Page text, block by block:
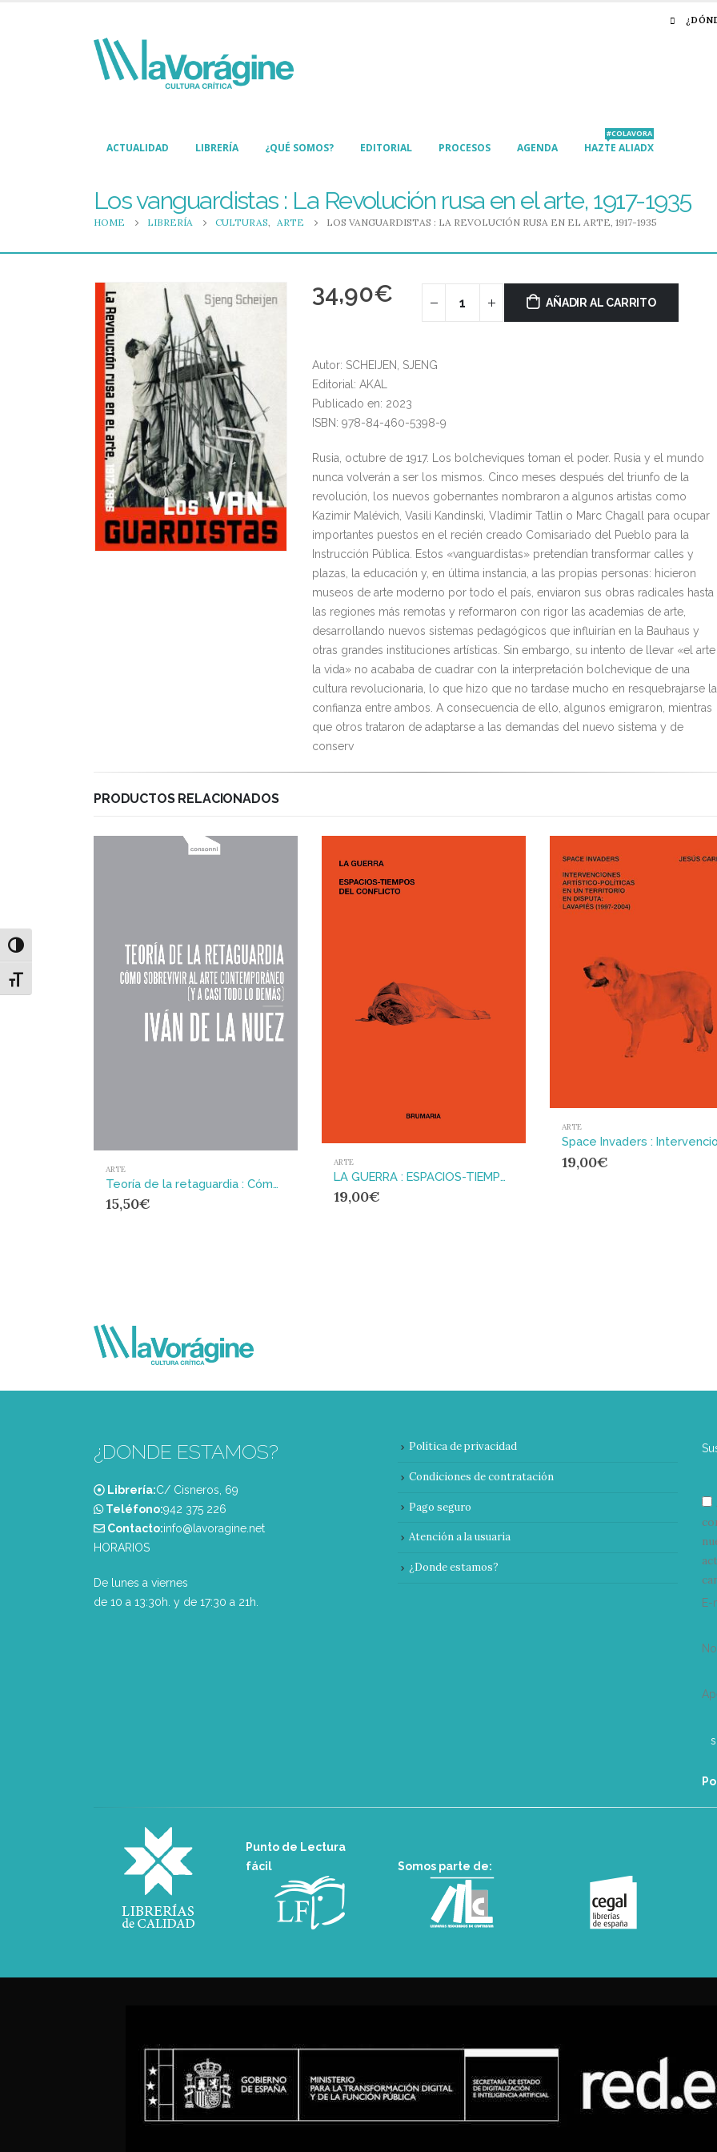
Alternar alto contraste
Alternar tamaño de letra
ACTUALIDAD LIBRERÍA ¿QUÉ SOMOS? EDITORIAL PROCESOS AGENDA HAZTE ALIADX
#COLAVORA
Los vanguardistas : La Revolución rusa en el arte, 1917-1935
HOME LIBRERÍA CULTURAS, ARTE LOS VANGUARDISTAS : LA REVOLUCIÓN RUSA EN EL ARTE, 1917-1935
34,90€ AÑADIR AL CARRITO
Autor: SCHEIJEN, SJENG
Editorial: AKAL
Publicado en: 2023
ISBN: 978-84-460-5398-9
Rusia, octubre de 1917. Los bolcheviques toman el poder. Rusia y el mundo
nunca volverán a ser los mismos. Cinco meses después del triunfo de la
revolución, los nuevos gobernantes nombraron a algunos artistas como
Kazimir Malévich, Vasili Kandinski, Vladímir Tatlin o Marc Chagall para ocupar
importantes puestos en el recién creado Comisariado del Pueblo para la
Instrucción Pública. Estos «vanguardistas» pretendían transformar calles y
plazas, la educación y, en última instancia, a las propias personas: hicieron
museos de arte moderno por todo el país, enviaron sus obras radicales hasta
las regiones más remotas y reformaron con rigor las academias de arte,
desarrollando nuevos sistemas pedagógicos que influirían en la Bauhaus y
otras grandes instituciones artísticas. Sin embargo, su intento de llevar «el arte
la vida» no acababa de cuadrar con la interpretación bolchevique de una
cultura revolucionaria, lo que hizo que no tardase mucho en resquebrajarse la
confianza entre ambos. A consecuencia de ello, algunos emigraron, mientras
que otros trataron de adaptarse a las demandas del nuevo sistema y de
conserv
PRODUCTOS RELACIONADOS
ARTE
Teoría de la retaguardia : Cómo sobrevivir al arte contemporáneo (y a casi todo lo demás)
15,50€
ARTE
LA GUERRA : ESPACIOS-TIEMPOS DEL CONFLICTO
19,00€
ARTE
19,00€
¿DONDE ESTAMOS?
Librería:C/ Cisneros, 69
Teléfono:‭942 375 226‬
Contacto:info@lavoragine.net
HORARIOS
De lunes a viernes
de 10 a 13:30h. y de 17:30 a 21h.
Política de privacidad
Condiciones de contratación
Pago seguro
Atención a la usuaria
¿Donde estamos?
E-
Punto de Lectura
fácil
Somos parte de: